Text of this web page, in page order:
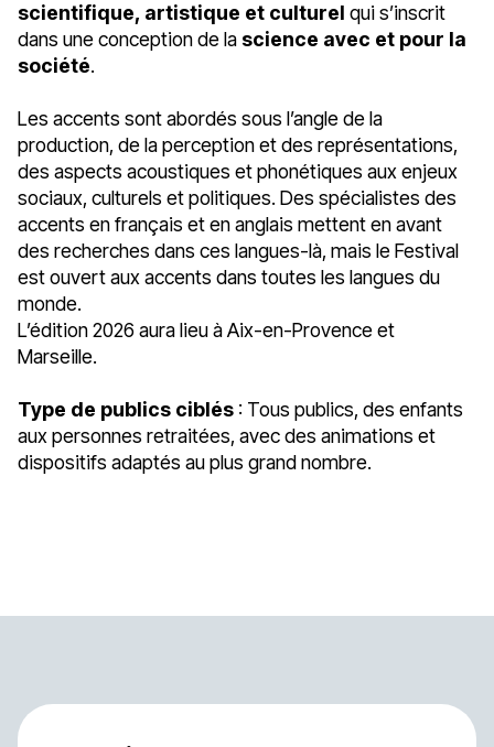
scientifique, artistique et culturel qui s’inscrit
dans une conception de la science avec et pour la
société.
Les accents sont abordés sous l’angle de la
production, de la perception et des représentations,
des aspects acoustiques et phonétiques aux enjeux
sociaux, culturels et politiques. Des spécialistes des
accents en français et en anglais mettent en avant
des recherches dans ces langues-là, mais le Festival
est ouvert aux accents dans toutes les langues du
monde.
L’édition 2026 aura lieu à Aix-en-Provence et
Marseille.
Type de publics ciblés : Tous publics, des enfants
aux personnes retraitées, avec des animations et
dispositifs adaptés au plus grand nombre.